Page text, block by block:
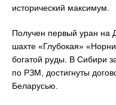
исторический максимум.
Получен первый уран на
шахте «Глубокая»
богатой руды. В Сибири
по РЗМ, достигнуты
Беларусью.